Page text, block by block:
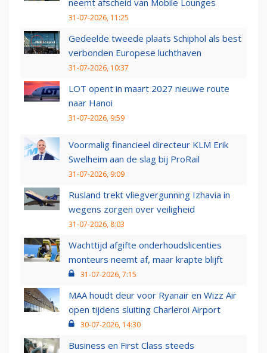
neemt afscheid van Mobile Lounges
31-07-2026, 11:25
Gedeelde tweede plaats Schiphol als best
verbonden Europese luchthaven
31-07-2026, 10:37
LOT opent in maart 2027 nieuwe route
naar Hanoi
31-07-2026, 9:59
Voormalig financieel directeur KLM Erik
Swelheim aan de slag bij ProRail
31-07-2026, 9:09
Rusland trekt vliegvergunning Izhavia in
wegens zorgen over veiligheid
31-07-2026, 8:03
Wachttijd afgifte onderhoudslicenties
monteurs neemt af, maar krapte blijft
31-07-2026, 7:15
MAA houdt deur voor Ryanair en Wizz Air
open tijdens sluiting Charleroi Airport
30-07-2026, 14:30
Business en First Class steeds